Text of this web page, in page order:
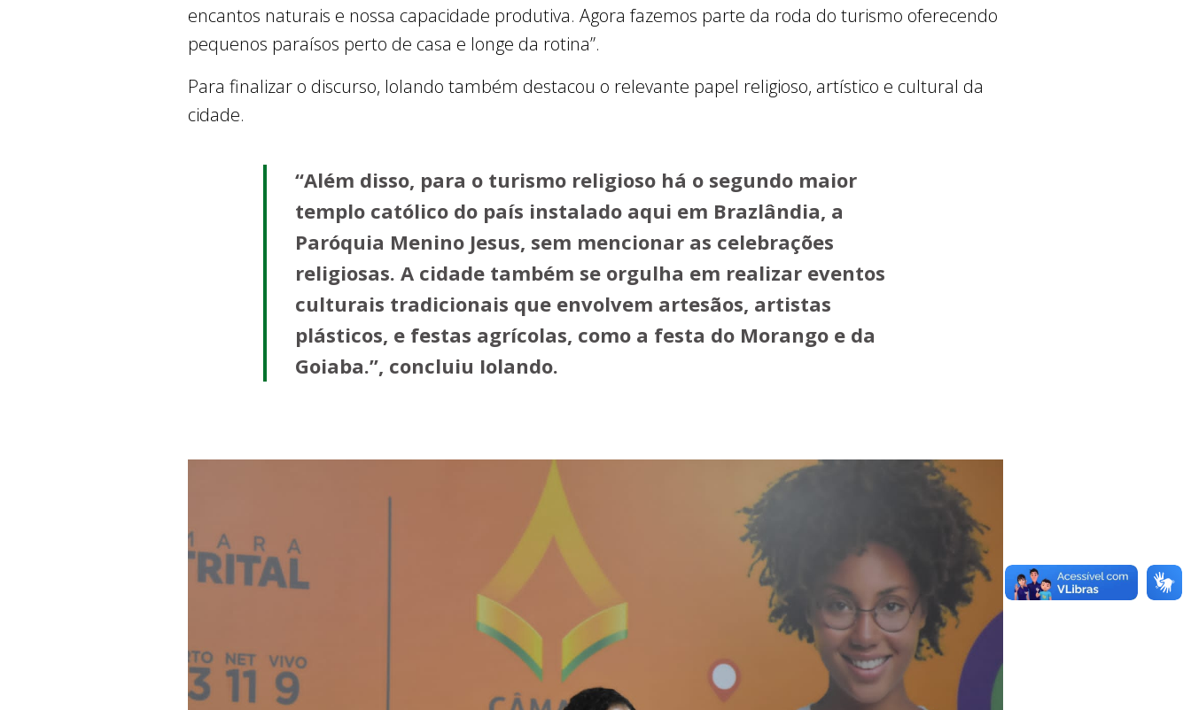
encantos naturais e nossa capacidade produtiva. Agora fazemos parte da roda do turismo oferecendo
pequenos paraísos perto de casa e longe da rotina”.
Para finalizar o discurso, Iolando também destacou o relevante papel religioso, artístico e cultural da
cidade.
“Além disso, para o turismo religioso há o segundo maior
templo católico do país instalado aqui em Brazlândia, a
Paróquia Menino Jesus, sem mencionar as celebrações
religiosas. A cidade também se orgulha em realizar eventos
culturais tradicionais que envolvem artesãos, artistas
plásticos, e festas agrícolas, como a festa do Morango e da
Goiaba.”, concluiu Iolando.